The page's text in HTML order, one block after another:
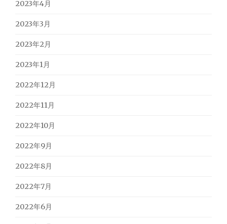
2023年4月
2023年3月
2023年2月
2023年1月
2022年12月
2022年11月
2022年10月
2022年9月
2022年8月
2022年7月
2022年6月